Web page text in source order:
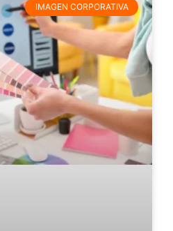
IMAGEN CORPORATIVA